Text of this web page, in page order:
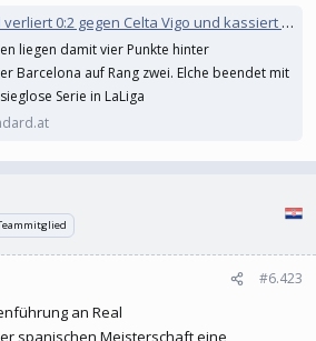
0:2 gegen Celta Vigo und kassiert zwei Rote Karten
liegen damit vier Punkte hinter
Barcelona auf Rang zwei. Elche beendet mit
Serie in LaLiga
#6.423
an Real
spanischen Meisterschaft eine